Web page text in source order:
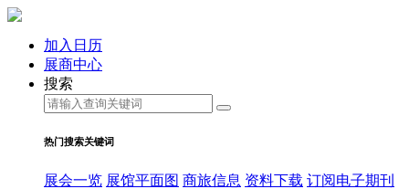
加入日历
展商中心
搜索
热门搜索关键词
展会一览 展馆平面图 商旅信息 资料下载 订阅电子期刊